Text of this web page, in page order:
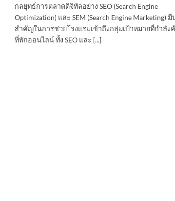
กลยุทธ์การตลาดดิจิทัลอย่าง SEO (Search Engine
Optimization) และ SEM (Search Engine Marketing)
สำคัญในการช่วยโรงแรมเข้าถึงกลุ่มเป้าหมายที่กำลัง
ที่พักออนไลน์ ทั้ง SEO และ [...]